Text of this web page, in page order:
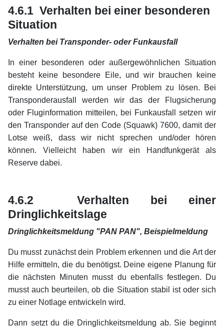
4.6.1 Verhalten bei einer besonderen
Situation
Verhalten bei Transponder- oder Funkausfall
In einer besonderen oder außergewöhnlichen Situation
besteht keine besondere Eile, und wir brauchen keine
direkte Unterstützung, um unser Problem zu lösen. Bei
Transponderausfall werden wir das der Flugsicherung
oder Fluginformation mitteilen, bei Funkausfall setzen wir
den Transponder auf den Code (Squawk) 7600, damit der
Lotse weiß, dass wir nicht sprechen und/oder hören
können. Vielleicht haben wir ein Handfunkgerät als
Reserve dabei.
4.6.2 Verhalten bei einer
Dringlichkeitslage
Dringlichkeitsmeldung "PAN PAN", Beispielmeldung
Du musst zunächst dein Problem erkennen und die Art der
Hilfe ermitteln, die du benötigst. Deine eigene Planung für
die nächsten Minuten musst du ebenfalls festlegen. Du
musst auch beurteilen, ob die Situation stabil ist oder sich
zu einer Notlage entwickeln wird.
Dann setzt du die Dringlichkeitsmeldung ab. Sie beginnt